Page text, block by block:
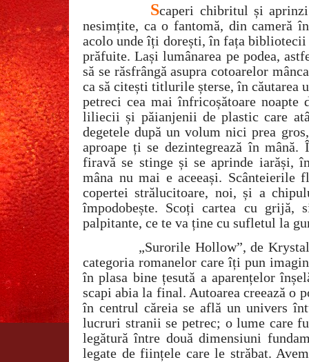
Scaperi chibritul și
nesimțite, ca o fantomă, din cameră
acolo unde îți dorești, în fața
prăfuite. Lași lumânarea pe podea,
să se răsfrângă asupra cotoarelor
ca să citești titlurile șterse, în căutarea
petreci cea mai înfricoșătoare
liliecii și păianjenii de plastic care
degetele după un volum nici prea
aproape ți se dezintegrează în
firavă se stinge și se aprinde iarăși,
mâna nu mai e aceeași. Scânteierile
copertei strălucitoare, noi, și a
împodobește. Scoți cartea cu grijă,
palpitante, ce te va ține cu sufletul la
„Surorile Hollow”, de
categoria romanelor care îți pun
în plasa bine țesută a aparențelor
scapi abia la final. Autoarea creează o
în centrul căreia se află un univers
lucruri stranii se petrec; o lume care
legătură între două dimensiuni
legate de ființele care le străbat.